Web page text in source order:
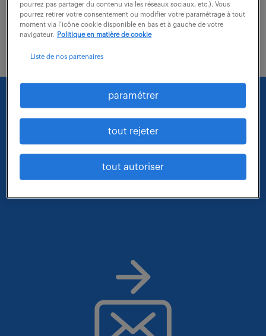
Nous faisons le maximum pour trouver un emploi
- métier et compétences : technicien logistique
pourrez pas partager du contenu via les réseaux sociaux, etc.). Vous
pourrez retirer votre consentement ou modifier votre paramétrage à tout
moment via l’icône cookie disponible en bas et à gauche de votre
navigateur.
Politique en matière de cookie
Liste de nos partenaires
paramétrer
tout rejeter
tout autoriser